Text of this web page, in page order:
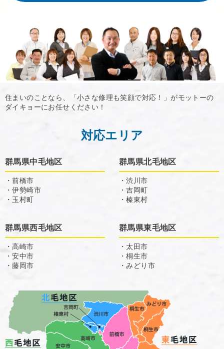
住まいのことなら、「小さな修理も笑顔で対応！」がモットーの
ダイキョーにお任せください！
対応エリア
群馬県中毛地区
・前橋市
・伊勢崎市
・玉村町
群馬県北毛地区
・渋川市
・吉岡町
・榛東村
群馬県西毛地区
・高崎市
・安中市
・藤岡市
群馬県東毛地区
・太田市
・桐生市
・みどり市